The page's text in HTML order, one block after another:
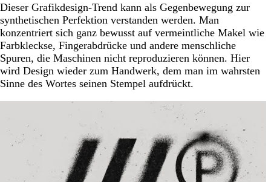
Dieser Grafikdesign-Trend kann als Gegenbewegung zur
synthetischen Perfektion verstanden werden. Man
konzentriert sich ganz bewusst auf vermeintliche Makel wie
Farbkleckse, Fingerabdrücke und andere menschliche
Spuren, die Maschinen nicht reproduzieren können. Hier
wird Design wieder zum Handwerk, dem man im wahrsten
Sinne des Wortes seinen Stempel aufdrückt.